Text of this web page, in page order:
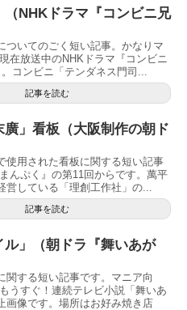
（NHKドラマ『コンビニ兄
ついてのごく短い記事。かなりマ
在放送中のNHKドラマ『コンビニ
コンビニ「テンダネス門司...
記事を読む
廣」看板（大阪制作の朝ド
使用された看板に関する短い記事
んぷく』の第11回からです。萬平
営している「理創工作社」の...
記事を読む
ル」（朝ドラ『舞いあが
関する短い記事です。マニア向
うすぐ！連続テレビ小説「舞いあ
画像です。場所はお好み焼き店